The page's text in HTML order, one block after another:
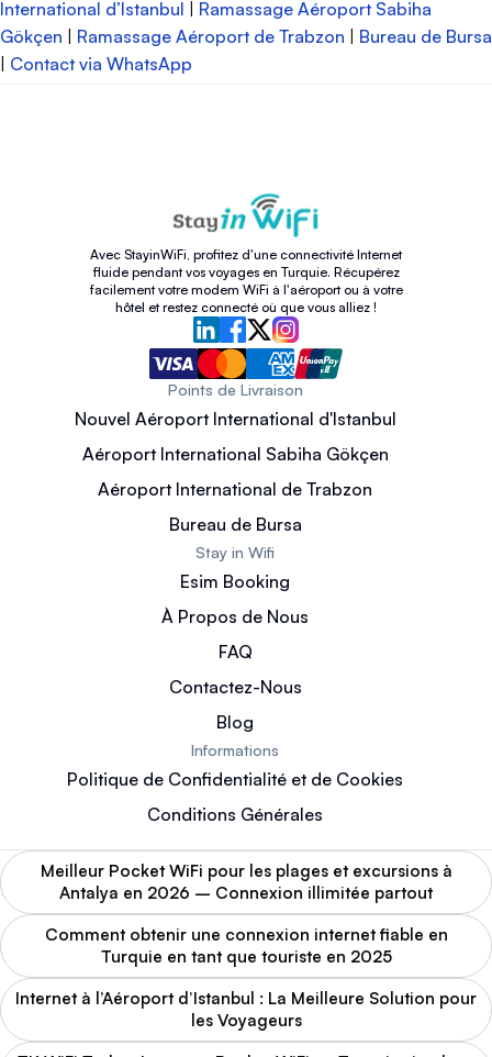
International d’Istanbul | Ramassage Aéroport Sabiha
Gökçen | Ramassage Aéroport de Trabzon | Bureau de Bursa
| Contact via WhatsApp
Avec StayinWiFi, profitez d'une connectivité Internet
fluide pendant vos voyages en Turquie. Récupérez
facilement votre modem WiFi à l'aéroport ou à votre
hôtel et restez connecté où que vous alliez !
Points de Livraison
Nouvel Aéroport International d'Istanbul
Aéroport International Sabiha Gökçen
Aéroport International de Trabzon
Bureau de Bursa
Stay in Wifi
Esim Booking
À Propos de Nous
FAQ
Contactez-Nous
Blog
Informations
Politique de Confidentialité et de Cookies
Conditions Générales
Meilleur Pocket WiFi pour les plages et excursions à
Antalya en 2026 – Connexion illimitée partout
Comment obtenir une connexion internet fiable en
Turquie en tant que touriste en 2025
Internet à l’Aéroport d’Istanbul : La Meilleure Solution pour
les Voyageurs